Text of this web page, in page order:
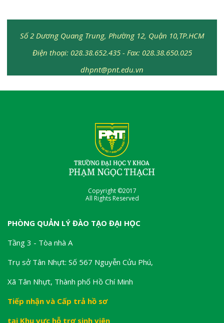
Số 2 Dương Quang Trung, Phường 12, Quận 10,TP.HCM
Điện thoại: 028.38.652.435 - Fax: 028.38.650.025
dhpnt@pnt.edu.vn
Copyright ©2017
All Rights Reserved
PHÒNG QUẢN LÝ ĐÀO TẠO ĐẠI HỌC
Tầng 3 - Tòa nhà A
Trụ sở Tân Nhựt: Số 567 Nguyễn Cửu Phú,
Xã Tân Nhựt, Thành phố Hồ Chí Minh
Tiếp nhận và Cấp trả hồ sơ
tại Khu vực hỗ trợ sinh viên